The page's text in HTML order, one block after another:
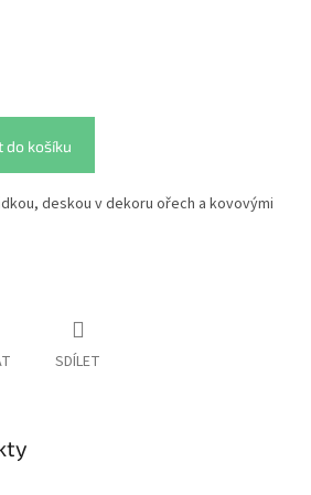
do košíku
deskou v dekoru ořech a kovovými
SDÍLET